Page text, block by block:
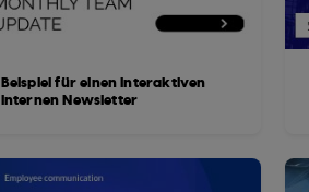
Beispiel für einen interaktiven
internen Newsletter